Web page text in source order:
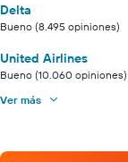
Delta
Bueno (8.495 opiniones)
United Airlines
Bueno (10.060 opiniones)
Ver más